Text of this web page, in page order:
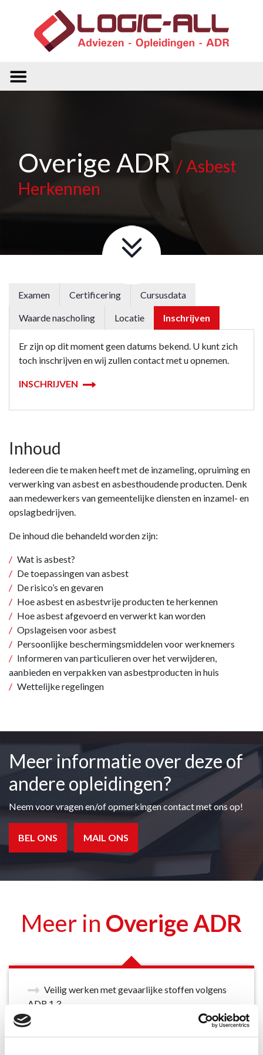
Overige ADR / Asbest
Herkennen
Examen Certificering Cursusdata
Waarde nascholing Locatie Inschrijven
Er zijn op dit moment geen datums bekend. U kunt zich
toch inschrijven en wij zullen contact met u opnemen.
INSCHRIJVEN
Inhoud
Iedereen die te maken heeft met de inzameling, opruiming en
verwerking van asbest en asbesthoudende producten. Denk
aan medewerkers van gemeentelijke diensten en inzamel- en
opslagbedrijven.
De inhoud die behandeld worden zijn:
Wat is asbest?
De toepassingen van asbest
De risico’s en gevaren
Hoe asbest en asbestvrije producten te herkennen
Hoe asbest afgevoerd en verwerkt kan worden
Opslageisen voor asbest
Persoonlijke beschermingsmiddelen voor werknemers
Informeren van particulieren over het verwijderen,
aanbieden en verpakken van asbestproducten in huis
Wettelijke regelingen
Meer informatie over deze of
andere opleidingen?
Neem voor vragen en/of opmerkingen contact met ons op!
BEL ONS MAIL ONS
Meer in Overige ADR
Veilig werken met gevaarlijke stoffen volgens
ADR 1.3